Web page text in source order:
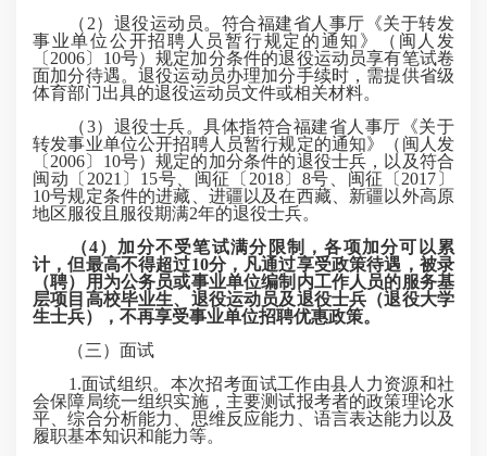
（2）退役运动员。符合福建省人事厅《关于转发
事业单位公开招聘人员暂行规定的通知》（闽人发
〔2006〕10号）规定加分条件的退役运动员享有笔试卷
面加分待遇。退役运动员办理加分手续时，需提供省级
体育部门出具的退役运动员文件或相关材料。
（3）退役士兵。具体指符合福建省人事厅《关于
转发事业单位公开招聘人员暂行规定的通知》（闽人发
〔2006〕10号）规定的加分条件的退役士兵，以及符合
闽动〔2021〕15号、闽征〔2018〕8号、闽征〔2017〕
10号规定条件的进藏、进疆以及在西藏、新疆以外高原
地区服役且服役期满2年的退役士兵。
（4）加分不受笔试满分限制，各项加分可以累
计，但最高不得超过10分，凡通过享受政策待遇，被录
（聘）用为公务员或事业单位编制内工作人员的服务基
层项目高校毕业生、退役运动员及退役士兵（退役大学
生士兵），不再享受事业单位招聘优惠政策。
（三）面试
1.面试组织。本次招考面试工作由县人力资源和社
会保障局统一组织实施，主要测试报考者的政策理论水
平、综合分析能力、思维反应能力、语言表达能力以及
履职基本知识和能力等。